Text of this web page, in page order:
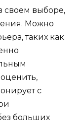
своем выборе,
Можно
таких как
с
больших